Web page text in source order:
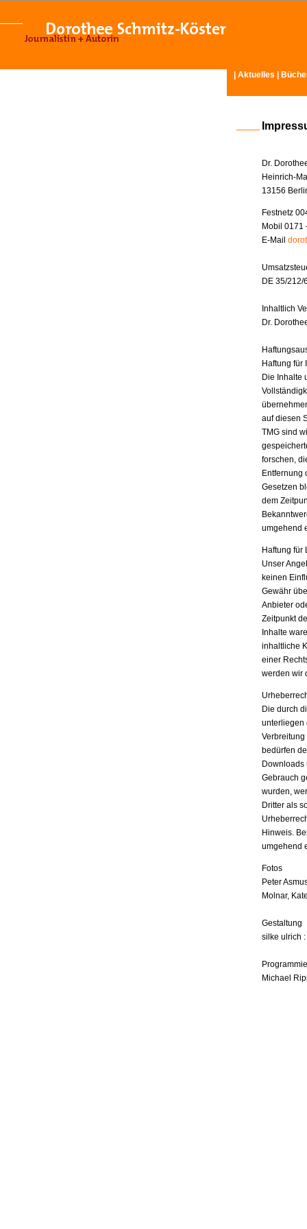
Aktuelles
Dr.
Heinrich-
13156
Festnetz
Mobil 0171
E-Mail
DE 35/212/
Inhaltlich
Dr.
Haftung für
Die Inhalte
auf diesen
TMG sind
forschen,
Entfernung
Gesetzen
dem
umgehend
Haftung für
Unser
keinen
Gewähr
Anbieter
Zeitpunkt
Inhalte
inhaltliche
einer
werden wir
Die durch
unterliegen
bedürfen
Downloads
Gebrauch
wurden,
Dritter als
Hinweis.
umgehend
Fotos
Peter
Molnar,
Gestaltung
silke ulrich
Michael